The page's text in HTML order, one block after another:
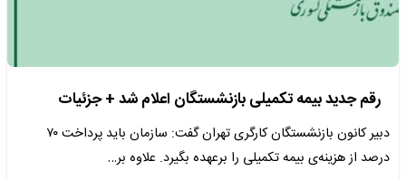
رقم جدید بیمه تکمیلی بازنشستگان اعلام شد + جزئیات
دبیر کانون بازنشستگان کارگری تهران گفت: سازمان باید پرداخت ۷۰
درصد از هزینه‌ی بیمه تکمیلی را برعهده بگیرد. علاوه بر…